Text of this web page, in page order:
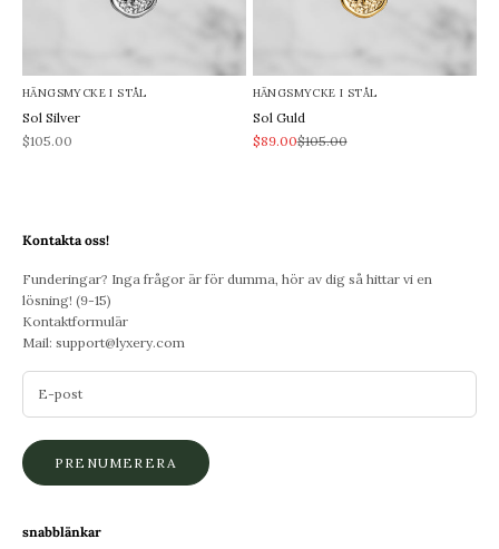
HÄNGSMYCKE I STÅL
Sol Silver
REA-pris
$105.00
HÄNGSMYCKE I STÅL
Sol Guld
REA-pris
$89.00Pris
$105.00
Kontakta oss!
Funderingar? Inga frågor är för dumma, hör av dig så hittar vi en
lösning! (9-15)
Kontaktformulär
Mail: support@lyxery.com
PRENUMERERA
snabblänkar